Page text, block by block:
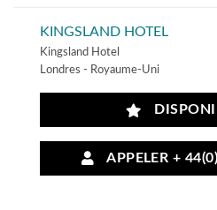
KINGSLAND HOTEL
Kingsland Hotel
Londres - Royaume-Uni
APPELER +